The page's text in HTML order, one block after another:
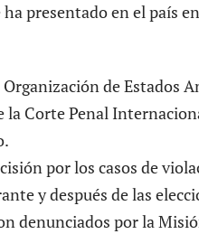
presentado en el país
de Estados
Corte Penal
por los casos de
y después de las
denunciados por la